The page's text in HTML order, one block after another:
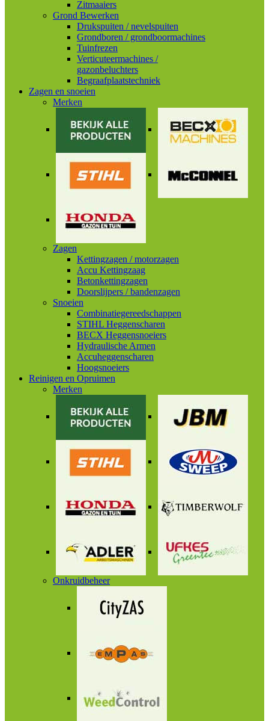
Zitmaaiers
Grond Bewerken
Drukspuiten / nevelspuiten
Grondboren / grondboormachines
Tuinfrezen
Verticuteermachines /
gazonbeluchters
Begraafplaatstechniek
Zagen en snoeien
Merken
Zagen
Kettingzagen / motorzagen
Accu Kettingzaag
Betonkettingzagen
Doorslijpers / bandenzagen
Snoeien
Combinatiegereedschappen
STIHL Heggenscharen
BECX Heggensnoeiers
Hydraulische Armen
Accuheggenscharen
Hoogsnoeiers
Reinigen en Opruimen
Merken
Onkruidbeheer